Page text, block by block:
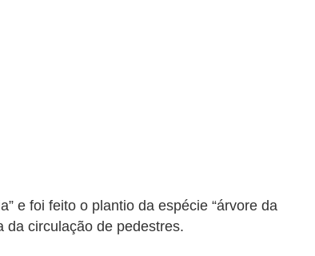
e foi feito o plantio da espécie “árvore da
da circulação de pedestres.